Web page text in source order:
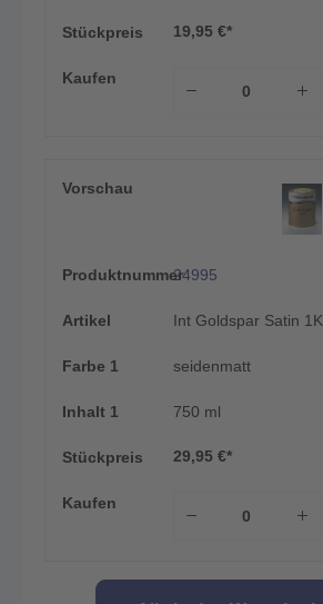
Stückpreis 19,95 €*
Kaufen
Vorschau
Produktnummer24995
Artikel Int Goldspar Satin 1K
Farbe 1 seidenmatt
Inhalt 1 750 ml
Stückpreis 29,95 €*
Kaufen